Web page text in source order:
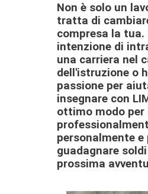
Non è solo un
tratta di
compresa la tua.
intenzione di
una carriera nel
dell'istruzione o
passione per
insegnare con
ottimo modo per
personalmente e
guadagnare
prossima